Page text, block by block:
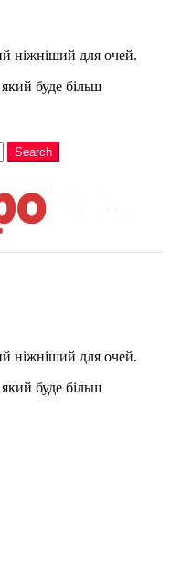
ніжніший для очей.
буде більш
Search
ніжніший для очей.
буде більш